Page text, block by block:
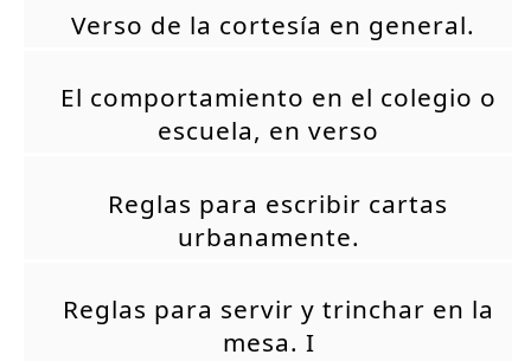
Verso de la cortesía en general.
El comportamiento en el colegio o
escuela, en verso
Reglas para escribir cartas
urbanamente.
Reglas para servir y trinchar en la
mesa. I